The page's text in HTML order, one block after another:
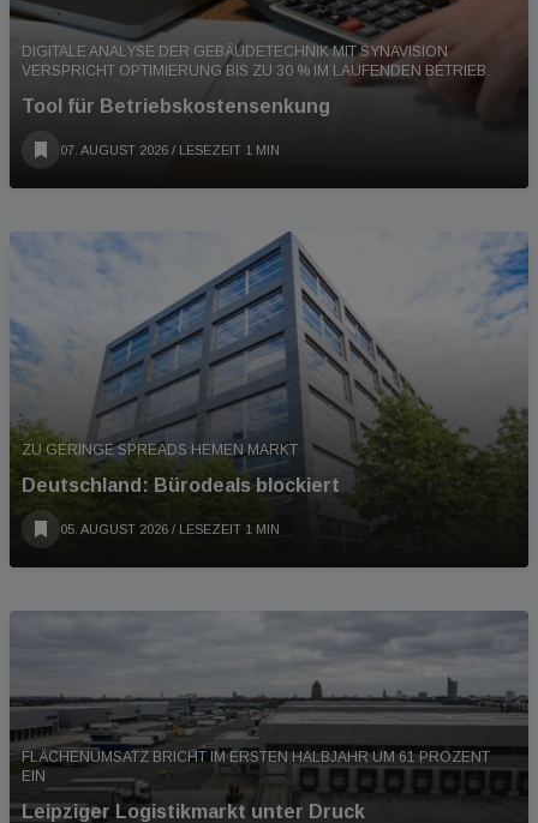
DIGITALE ANALYSE DER GEBÄUDETECHNIK MIT SYNAVISION
VERSPRICHT OPTIMIERUNG BIS ZU 30 % IM LAUFENDEN BETRIEB.
Tool für Betriebskostensenkung
07. AUGUST 2026 / LESEZEIT 1 MIN
ZU GERINGE SPREADS HEMEN MARKT
Deutschland: Bürodeals blockiert
05. AUGUST 2026 / LESEZEIT 1 MIN
FLÄCHENUMSATZ BRICHT IM ERSTEN HALBJAHR UM 61 PROZENT
EIN
Leipziger Logistikmarkt unter Druck